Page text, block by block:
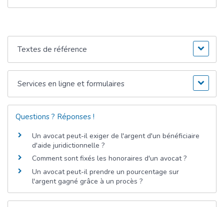
Textes de référence
Services en ligne et formulaires
Questions ? Réponses !
Un avocat peut-il exiger de l'argent d'un bénéficiaire
d'aide juridictionnelle ?
Comment sont fixés les honoraires d'un avocat ?
Un avocat peut-il prendre un pourcentage sur
l'argent gagné grâce à un procès ?